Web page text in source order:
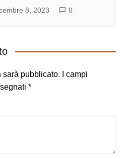
8, 2023 0
sarà pubblicato.
I campi
*